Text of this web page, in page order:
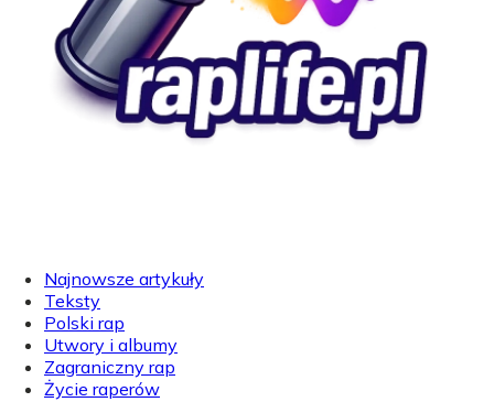
Najnowsze artykuły
Teksty
Polski rap
Utwory i albumy
Zagraniczny rap
Życie raperów